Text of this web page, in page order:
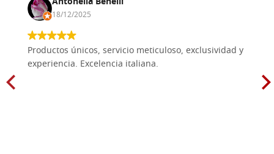
18/12/2025
Productos únicos, servicio meticuloso, exclusividad y
experiencia. Excelencia italiana.